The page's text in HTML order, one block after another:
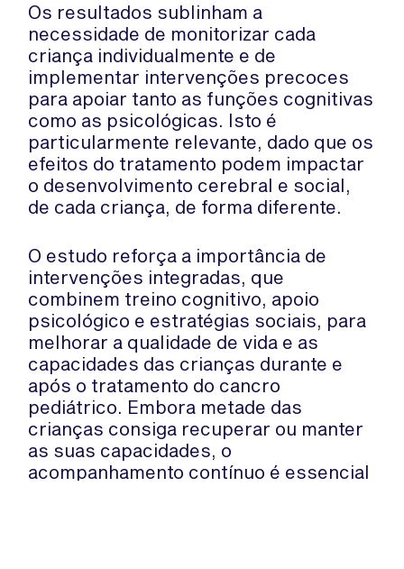
Os resultados sublinham a
necessidade de monitorizar cada
criança individualmente e de
implementar intervenções precoces
para apoiar tanto as funções cognitivas
como as psicológicas. Isto é
particularmente relevante, dado que os
efeitos do tratamento podem impactar
o desenvolvimento cerebral e social,
de cada criança, de forma diferente.
O estudo reforça a importância de
intervenções integradas, que
combinem treino cognitivo, apoio
psicológico e estratégias sociais, para
melhorar a qualidade de vida e as
capacidades das crianças durante e
após o tratamento do cancro
pediátrico. Embora metade das
crianças consiga recuperar ou manter
as suas capacidades, o
acompanhamento contínuo é essencial